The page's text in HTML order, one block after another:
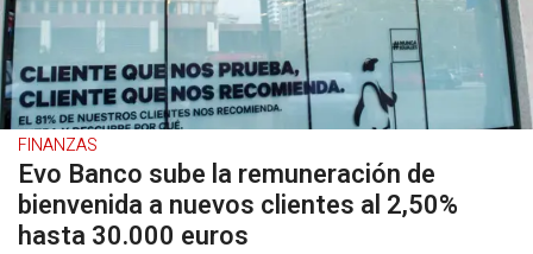
FINANZAS
Evo Banco sube la remuneración de
bienvenida a nuevos clientes al 2,50%
hasta 30.000 euros